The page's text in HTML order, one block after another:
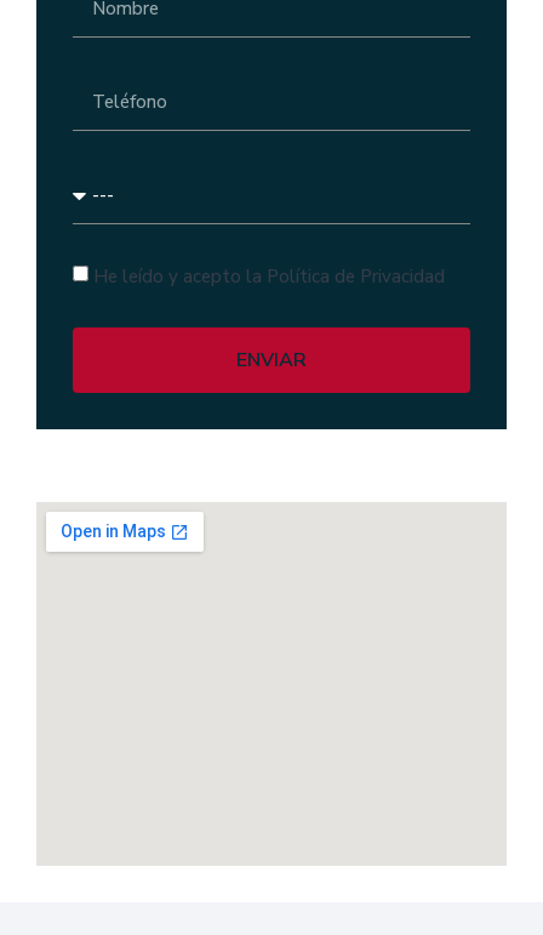
He leído y acepto la Política de Privacidad
ENVIAR